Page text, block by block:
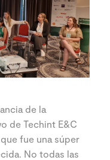
de la
de Techint E&C
fue una súper
No todas las